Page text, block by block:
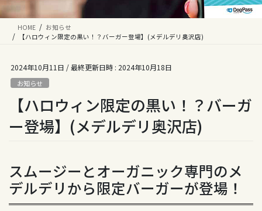
HOME
お知らせ
【ハロウィン限定の黒い！？バーガー登場】(メデルデリ奥沢店)
2024年10月11日 / 最終更新日時 : 2024年10月18日
お知らせ
【ハロウィン限定の黒い！？バーガ
ー登場】(メデルデリ奥沢店)
スムージーとオーガニック専門のメ
デルデリから限定バーガーが登場！